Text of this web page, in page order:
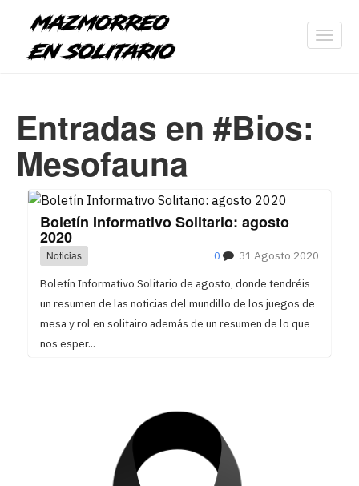
Entradas en #Bios:
Mesofauna
Boletín Informativo Solitario: agosto
2020
Noticias 31 Agosto 2020
0
Boletín Informativo Solitario de agosto, donde tendréis
un resumen de las noticias del mundillo de los juegos de
mesa y rol en solitairo además de un resumen de lo que
nos esper...